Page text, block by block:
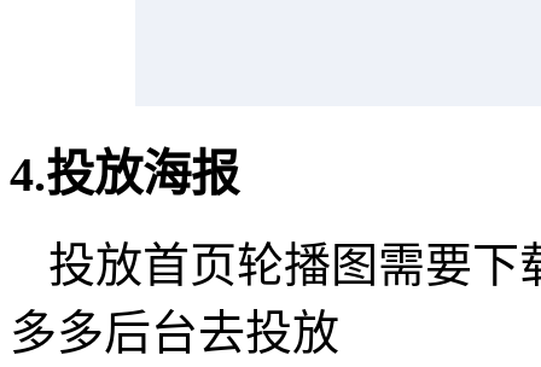
4.投放海报
投放首页轮播图需要下
多多后台去投放